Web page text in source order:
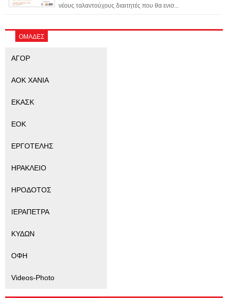
νέους ταλαντούχους διαιτητές που θα ενισ...
ΟΜΑΔΕΣ
ΑΓΟΡ
ΑΟΚ ΧΑΝΙΑ
ΕΚΑΣΚ
ΕΟΚ
ΕΡΓΟΤΕΛΗΣ
ΗΡΑΚΛΕΙΟ
ΗΡΟΔΟΤΟΣ
ΙΕΡΑΠΕΤΡΑ
ΚΥΔΩΝ
ΟΦΗ
Videos-Photo